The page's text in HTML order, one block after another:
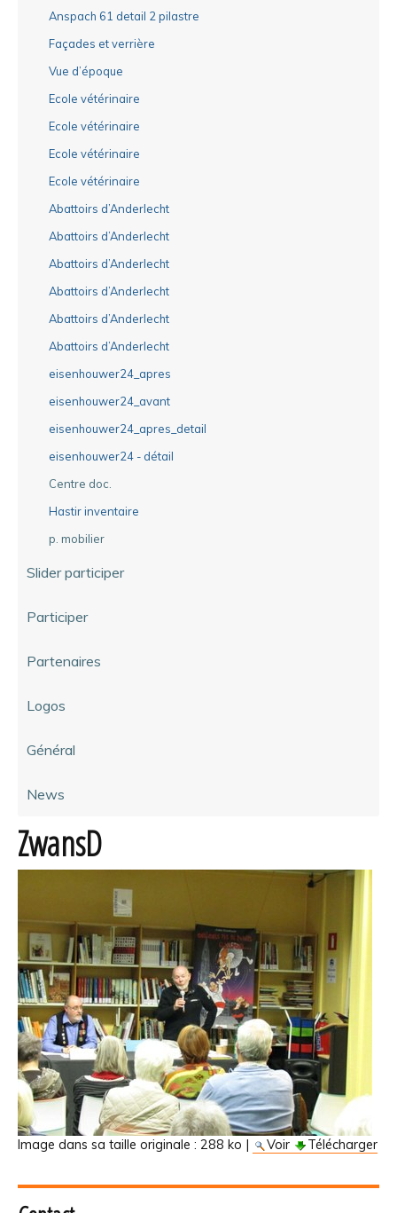
Anspach 61 detail 2 pilastre
Façades et verrière
Vue d’époque
Ecole vétérinaire
Ecole vétérinaire
Ecole vétérinaire
Ecole vétérinaire
Abattoirs d’Anderlecht
Abattoirs d’Anderlecht
Abattoirs d’Anderlecht
Abattoirs d’Anderlecht
Abattoirs d’Anderlecht
Abattoirs d’Anderlecht
eisenhouwer24_apres
eisenhouwer24_avant
eisenhouwer24_apres_detail
eisenhouwer24 - détail
Centre doc.
Hastir inventaire
p. mobilier
Slider participer
Participer
Partenaires
Logos
Général
News
ZwansD
Image dans sa taille originale : 288 ko | Voir Télécharger